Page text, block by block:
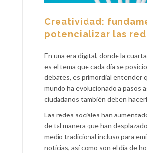
Creatividad:
potencializar las
En una era digital, donde la
es el tema que cada día se
debates, es primordial entender
mundo ha evolucionado a pasos
ciudadanos también deben
Las redes sociales han
de tal manera que han
medio tradicional incluso para
noticias, así como son el día de